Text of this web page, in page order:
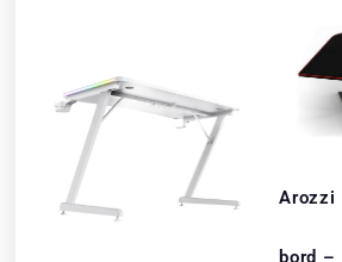
Arozzi
bord –